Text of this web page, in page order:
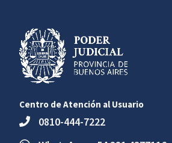
Centro de Atención al Usuario
0810-444-7222